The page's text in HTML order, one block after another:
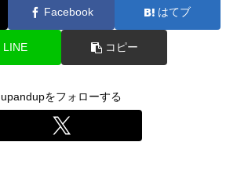
Facebook はてブ
LINE コピー
upandupをフォローする